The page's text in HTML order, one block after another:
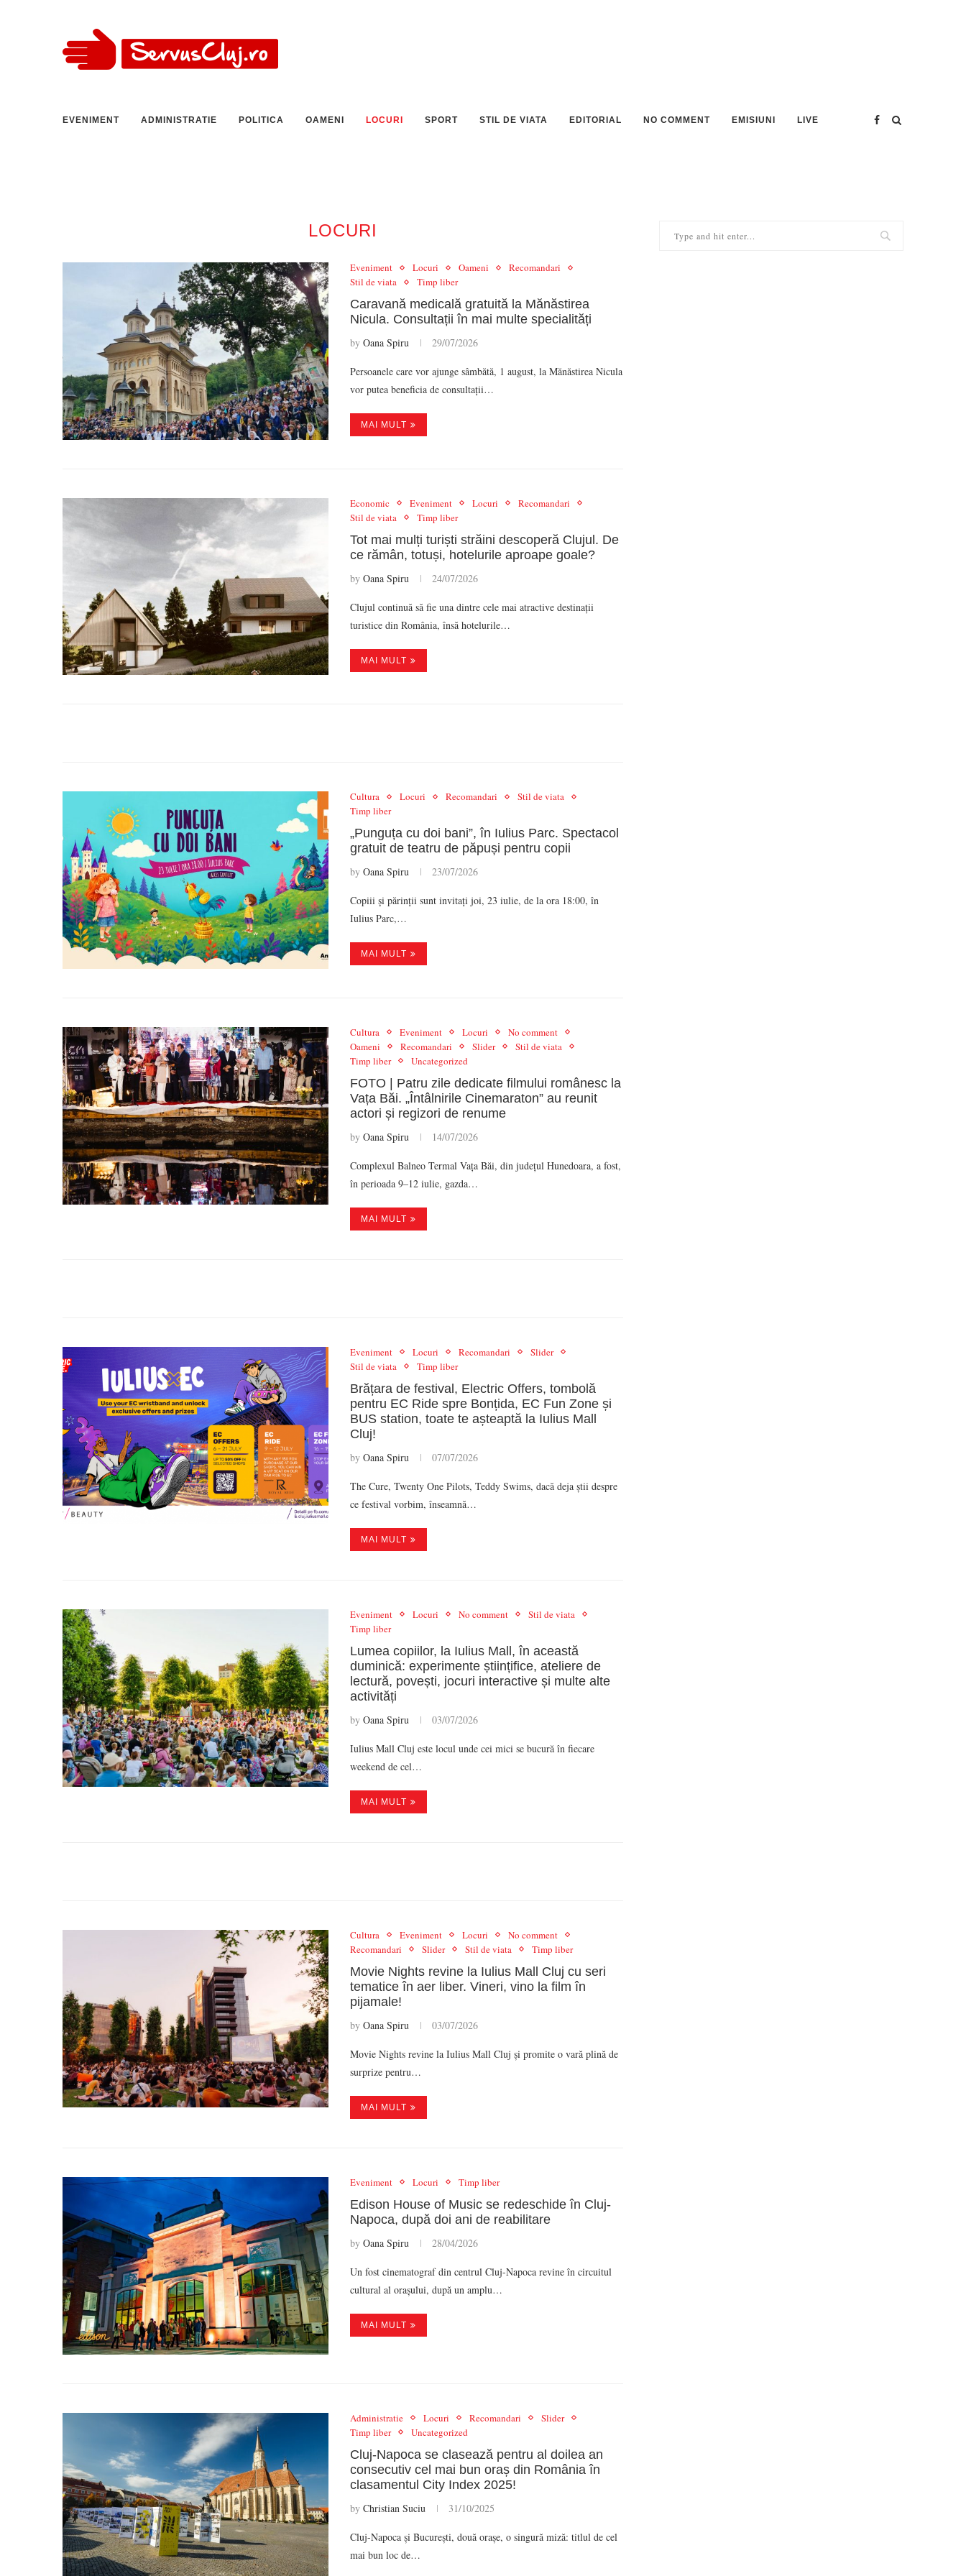
EVENIMENT ADMINISTRATIE POLITICA OAMENI LOCURI SPORT STIL DE VIATA EDITORIAL NO COMMENT EMISIUNI LIVE
LOCURI
Eveniment Locuri Oameni
Recomandari
Stil de viata
Timp liber
Caravană medicală gratuită la Mănăstirea
Nicula. Consultații în mai multe specialități
by Oana Spiru 29/07/2026
Persoanele care vor ajunge sâmbătă, 1 august, la Mănăstirea Nicula
vor putea beneficia de consultații…
MAI MULT
Economic Eveniment Locuri
Recomandari
Stil de viata
Timp liber
Tot mai mulți turiști străini descoperă Clujul. De
ce rămân, totuși, hotelurile aproape goale?
by Oana Spiru 24/07/2026
Clujul continuă să fie una dintre cele mai atractive destinații
turistice din România, însă hotelurile…
MAI MULT
Cultura Locuri Recomandari
Stil de viata
Timp liber
„Punguța cu doi bani”, în Iulius Parc. Spectacol
gratuit de teatru de păpuși pentru copii
by Oana Spiru 23/07/2026
Copiii și părinții sunt invitați joi, 23 iulie, de la ora 18:00, în
Iulius Parc,…
MAI MULT
Cultura Eveniment Locuri
No comment
Oameni
Recomandari Slider
Stil de viata
Timp liber
Uncategorized
FOTO | Patru zile dedicate filmului românesc la
Vața Băi. „Întâlnirile Cinemaraton” au reunit
actori și regizori de renume
by Oana Spiru 14/07/2026
Complexul Balneo Termal Vața Băi, din județul Hunedoara, a fost,
în perioada 9–12 iulie, gazda…
MAI MULT
Eveniment Locuri Recomandari
Slider
Stil de viata
Timp liber
Brățara de festival, Electric Offers, tombolă
pentru EC Ride spre Bonțida, EC Fun Zone și
BUS station, toate te așteaptă la Iulius Mall
Cluj!
by Oana Spiru 07/07/2026
The Cure, Twenty One Pilots, Teddy Swims, dacă deja știi despre
ce festival vorbim, înseamnă…
MAI MULT
Eveniment Locuri No comment
Stil de viata
Timp liber
Lumea copiilor, la Iulius Mall, în această
duminică: experimente științifice, ateliere de
lectură, povești, jocuri interactive și multe alte
activități
by Oana Spiru 03/07/2026
Iulius Mall Cluj este locul unde cei mici se bucură în fiecare
weekend de cel…
MAI MULT
Cultura Eveniment Locuri
No comment
Recomandari
Slider Stil de viata Timp liber
Movie Nights revine la Iulius Mall Cluj cu seri
tematice în aer liber. Vineri, vino la film în
pijamale!
by Oana Spiru 03/07/2026
Movie Nights revine la Iulius Mall Cluj și promite o vară plină de
surprize pentru…
MAI MULT
Eveniment Locuri Timp liber
Edison House of Music se redeschide în Cluj-
Napoca, după doi ani de reabilitare
by Oana Spiru 28/04/2026
Un fost cinematograf din centrul Cluj-Napoca revine în circuitul
cultural al orașului, după un amplu…
MAI MULT
Administratie Locuri Recomandari
Slider
Timp liber
Uncategorized
Cluj-Napoca se clasează pentru al doilea an
consecutiv cel mai bun oraș din România în
clasamentul City Index 2025!
by Christian Suciu 31/10/2025
Cluj-Napoca și București, două orașe, o singură miză: titlul de cel
mai bun loc de…